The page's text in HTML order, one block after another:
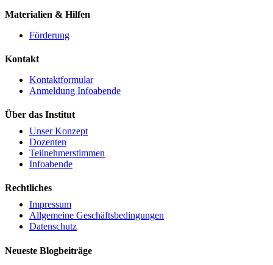
Materialien & Hilfen
Förderung
Kontakt
Kontaktformular
Anmeldung Infoabende
Über das Institut
Unser Konzept
Dozenten
Teilnehmerstimmen
Infoabende
Rechtliches
Impressum
Allgemeine Geschäftsbedingungen
Datenschutz
Neueste Blogbeiträge